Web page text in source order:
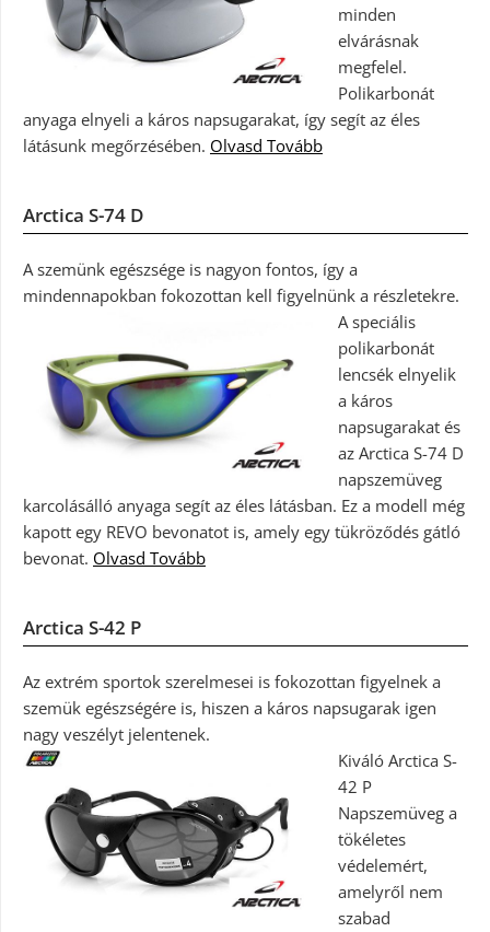
minden
elvárásnak
megfelel.
Polikarbonát
anyaga elnyeli a káros napsugarakat, így segít az éles
látásunk megőrzésében. Olvasd Tovább
Arctica S-74 D
A szemünk egészsége is nagyon fontos, így a
mindennapokban fokozottan kell figyelnünk a részletekre.
A speciális
polikarbonát
lencsék elnyelik
a káros
napsugarakat és
az Arctica S-74 D
napszemüveg
karcolásálló anyaga segít az éles látásban. Ez a modell még
kapott egy REVO bevonatot is, amely egy tükröződés gátló
bevonat. Olvasd Tovább
Arctica S-42 P
Az extrém sportok szerelmesei is fokozottan figyelnek a
szemük egészségére is, hiszen a káros napsugarak igen
nagy veszélyt jelentenek.
Kiváló Arctica S-
42 P
Napszemüveg a
tökéletes
védelemért,
amelyről nem
szabad